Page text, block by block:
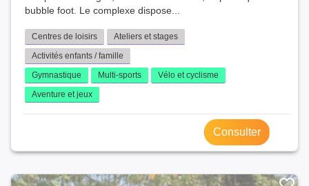
bubble foot. Le complexe dispose...
Centres de loisirs
Ateliers et stages
Activités enfants / famille
Gymnastique
Multi-sports
Vélo et cyclisme
Aventure et jeux
Consulter